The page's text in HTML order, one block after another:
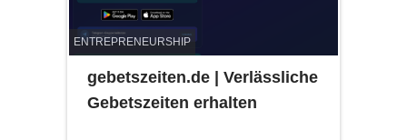
ENTREPRENEURSHIP
gebetszeiten.de | Verlässliche
Gebetszeiten erhalten